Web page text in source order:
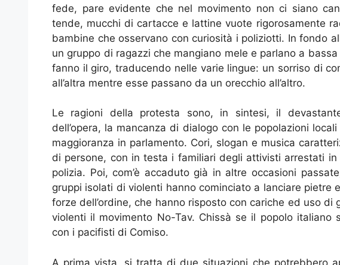
fede, pare evidente che nel movimento non ci siano
tende, mucchi di cartacce e lattine vuote rigorosamente
bambine che osservano con curiosità i poliziotti. In fondo
un gruppo di ragazzi che mangiano mele e parlano a
fanno il giro, traducendo nelle varie lingue: un sorriso di
all’altra mentre esse passano da un orecchio all’altro.
Le ragioni della protesta sono, in sintesi, il
dell’opera, la mancanza di dialogo con le popolazioni
maggioranza in parlamento. Cori, slogan e musica
di persone, con in testa i familiari degli attivisti arrestati
polizia. Poi, com’è accaduto già in altre occasioni
gruppi isolati di violenti hanno cominciato a lanciare pietre
forze dell’ordine, che hanno risposto con cariche ed uso di
violenti il movimento No-Tav. Chissà se il popolo italiano
con i pacifisti di Comiso.
A prima vista, si tratta di due situazioni che potrebbero